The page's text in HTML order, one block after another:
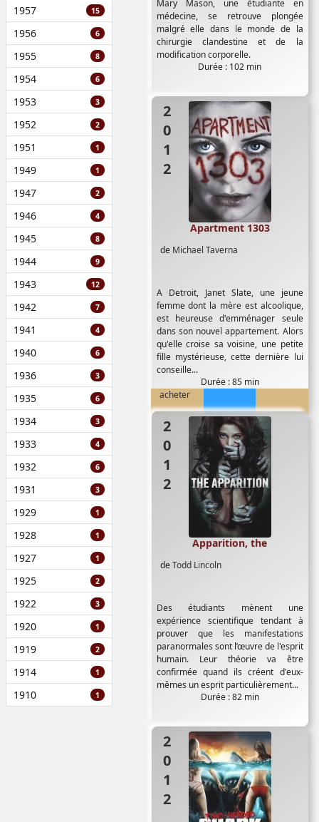
1957 15
1956 6
1955 8
1954 6
1953 3
1952 2
1951 1
1949 1
1947 2
1946 4
1945 8
1944 9
1943 12
1942 7
1941 4
1940 6
1936 3
1935 6
1934 3
1933 4
1932 6
1931 3
1929 1
1928 1
1927 1
1925 2
1922 3
1920 1
1919 2
1914 1
1910 1
Mary Mason, une étudiante en
médecine, se retrouve plongée
malgré elle dans le monde de la
chirurgie clandestine et de la
modification corporelle.
Durée : 102 min
2012
de Michael Taverna
Apartment 1303
A Detroit, Janet Slate, une jeune
femme dont la mère est alcoolique,
est heureuse d'emménager seule
dans son nouvel appartement. Alors
qu'elle croise sa voisine, une petite
fille mystérieuse, cette dernière lui
conseille...
Durée : 85 min
acheter
2012
deTodd Lincoln
Apparition, the
Des étudiants mènent une
expérience scientifique tendant à
prouver que les manifestations
paranormales sont l’œuvre de l'esprit
humain. Leur théorie va être
confirmée quand ils créent d'eux-
mêmes un esprit particulièrement...
Durée : 82 min
2012